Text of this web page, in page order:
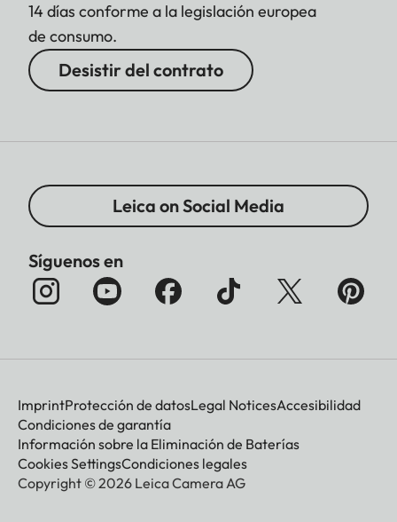
14 días conforme a la legislación europea
de consumo.
Desistir del contrato
Leica on Social Media
Síguenos en
ImprintProtección de datosLegal NoticesAccesibilidad
Condiciones de garantía
Información sobre la Eliminación de Baterías
Cookies SettingsCondiciones legales
Copyright © 2026 Leica Camera AG